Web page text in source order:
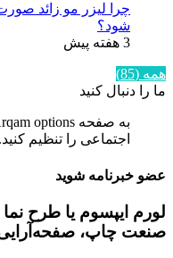
چرا لیزر مو زائد
شود؟
3 هفته پیش
همه (85)
ما را دنبال کنید
اجتماعی را تنظیم کنید.
عضو خبرنامه شوید
لورم ایپسوم یا طرح‌
صنعت چاپ،